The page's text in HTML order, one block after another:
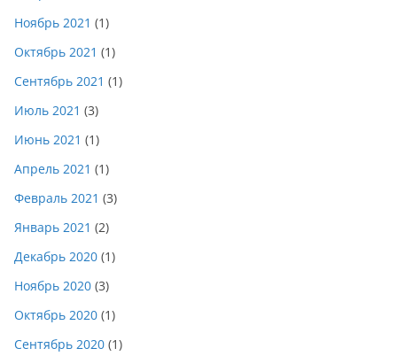
Ноябрь 2021 (1)
Октябрь 2021 (1)
Сентябрь 2021 (1)
Июль 2021 (3)
Июнь 2021 (1)
Апрель 2021 (1)
Февраль 2021 (3)
Январь 2021 (2)
Декабрь 2020 (1)
Ноябрь 2020 (3)
Октябрь 2020 (1)
Сентябрь 2020 (1)